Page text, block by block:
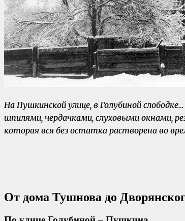
На Пушкинской улице, в Голубиной
шпилями, чердачками, слуховыми окнами,
которая вся без остатка растворена во
От дома Тушнова до